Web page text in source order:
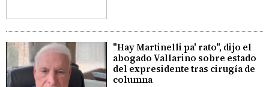
"Hay Martinelli pa' rato", dijo el
abogado Vallarino sobre estado
del expresidente tras cirugía de
columna